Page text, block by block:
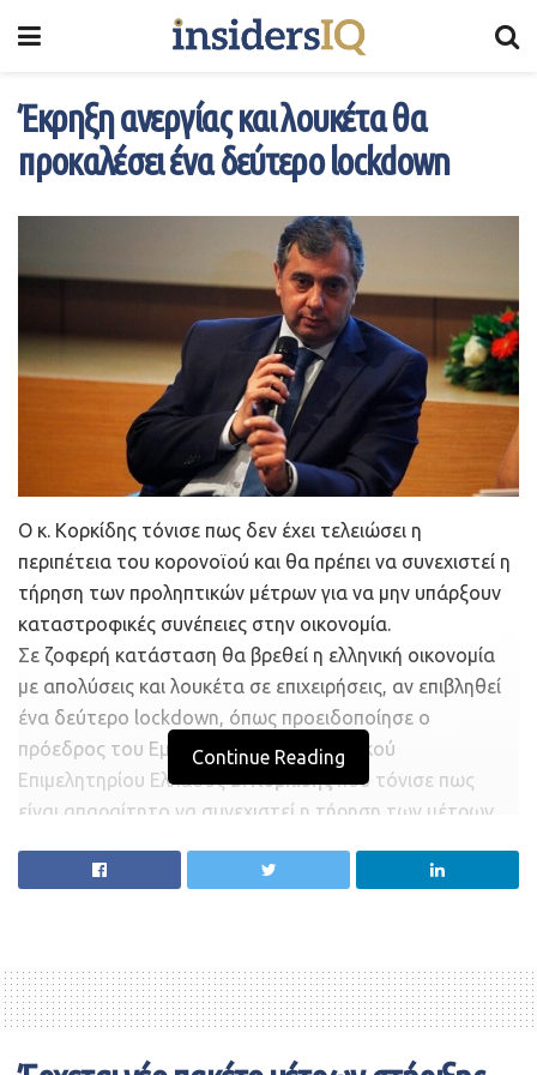
Έκρηξη ανεργίας και λουκέτα θα
προκαλέσει ένα δεύτερο lockdown
Ο κ. Κορκίδης τόνισε πως δεν έχει τελειώσει η
περιπέτεια του κορονοϊού και θα πρέπει να συνεχιστεί η
τήρηση των προληπτικών μέτρων για να μην υπάρξουν
καταστροφικές συνέπειες στην οικονομία.
Σε ζοφερή κατάσταση θα βρεθεί η ελληνική οικονομία
με απολύσεις και λουκέτα σε επιχειρήσεις, αν επιβληθεί
ένα δεύτερο lockdown, όπως προειδοποίησε ο
πρόεδρος του Εμπορικού και Βιομηχανικού
Επιμελητηρίου ΕλλάδοςΒ. Κορκίδηςπου τόνισε πως
είναι απαραίτητο να συνεχιστεί η τήρηση των μέτρων
«Ένα δεύτερο κύμα κορονοϊού, έστω και μικρότερης
οδηγώντας το σύνολο της οικονομίας στο απόλυτο
αδιέξοδο . Για να μην “ξεφύγει η κατάσταση”, θα πρέπει
Continue Reading